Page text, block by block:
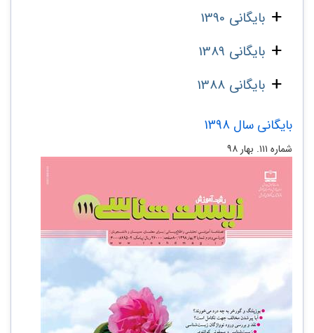
بایگانی 1390
بایگانی 1389
بایگانی 1388
بایگانی سال 1398
شماره ۱۱۱. بهار ۹۸